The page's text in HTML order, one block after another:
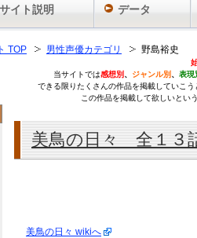
TOP 男性声優カテゴリ 野島裕史
当サイトでは感想別 、 ジャンル別 、 表現
できる限りたくさんの作品を掲載していこ
この作品を掲載して欲しいとい
美鳥の日々 全１３
美鳥の日々 wikiへ
サイト説明 データ